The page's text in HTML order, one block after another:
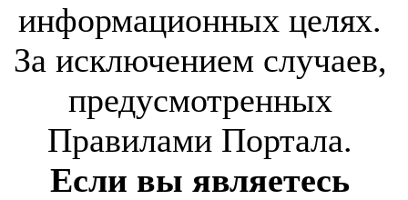
информационных целях.
За исключением случаев,
предусмотренных
Правилами Портала.
Если вы являетесь